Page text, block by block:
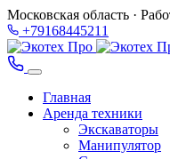
Московская область ·
+79168445211
Главная
Аренда техники
Экскаваторы
Манипулятор